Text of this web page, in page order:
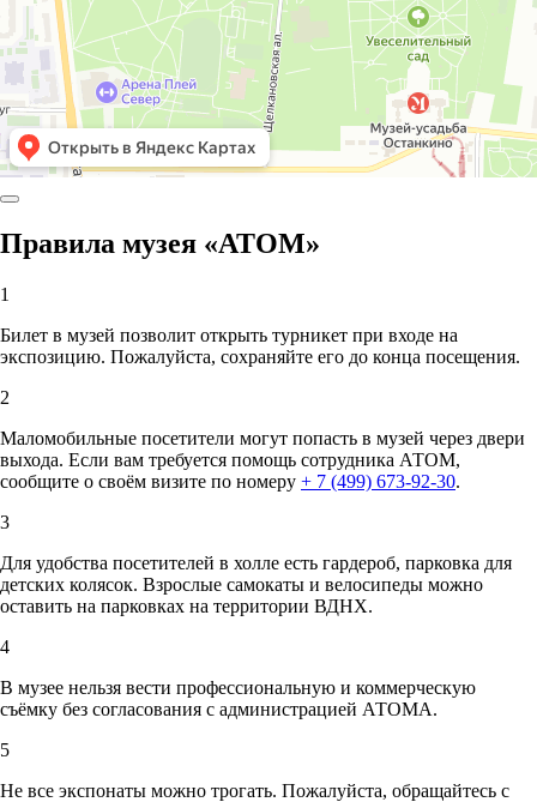
Правила музея «АТОМ»
1
Билет в музей позволит открыть турникет при входе на
экспозицию. Пожалуйста, сохраняйте его до конца посещения.
2
Маломобильные посетители могут попасть в музей через двери
выхода. Если вам требуется помощь сотрудника АТОМ,
сообщите о своём визите по номеру + 7 (499) 673-92-30.
3
Для удобства посетителей в холле есть гардероб, парковка для
детских колясок. Взрослые самокаты и велосипеды можно
оставить на парковках на территории ВДНХ.
4
В музее нельзя вести профессиональную и коммерческую
съёмку без согласования с администрацией АТОМА.
5
Не все экспонаты можно трогать. Пожалуйста, обращайтесь с